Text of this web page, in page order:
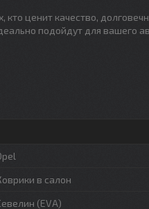
ценит качество,
подойдут для вашего
в салон
(EVA)